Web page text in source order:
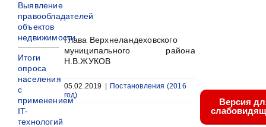
Глава Верхнеландеховского
муниципального района
Н.В.ЖУКОВ
05.02.2019
Постановления (2016
год)
Выявление
правообладателей
объектов
недвижимости
Итоги
опроса
населения
с
применением
IT-
технологий
Версия